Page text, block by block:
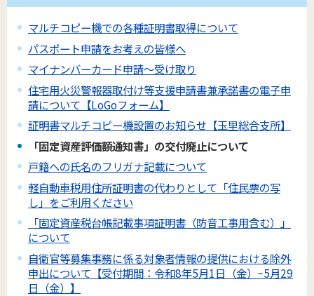
マルチコピー機での各種証明書取得について
パスポート申請をお考えの皆様へ
マイナンバーカード申請～受け取り
住宅用火災警報器取付け等支援申請書兼承諾書の電子申
請について【LoGoフォーム】
証明書マルチコピー機設置のお知らせ【玉里総合支所】
「固定資産評価額通知書」の交付廃止について
戸籍への氏名のフリガナ記載について
軽自動車税用住所証明書の代わりとして「住民票の写
し」をご利用ください
「固定資産税台帳記載事項証明書（防音工事用含む）」
について
自衛官等募集事務に係る対象者情報の提供における除外
申出について【受付期間：令和8年5月1日（金）~5月29
日（金）】